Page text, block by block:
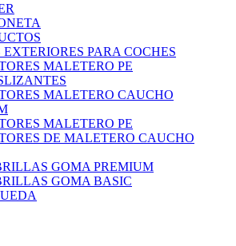
PARA COCHES
MALETERO PE
MALETERO CAUCHO
MALETERO PE
DE MALETERO CAUCHO
GOMA PREMIUM
GOMA BASIC